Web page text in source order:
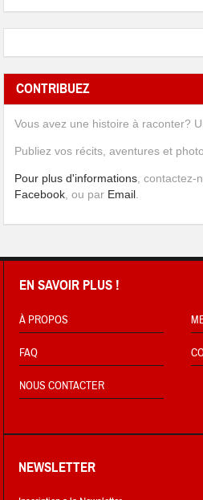
CONTRIBUEZ
Vous avez une histoire à raconter?
Publiez vos récits, aventures et
Pour plus d'informations ,
Facebook , ou par Email
EN SAVOIR PLUS !
À PROPOS
FAQ
NOUS CONTACTER
NEWSLETTER